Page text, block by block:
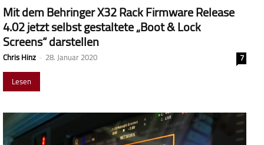
Mit dem Behringer X32 Rack Firmware Release
4.02 jetzt selbst gestaltete „Boot & Lock
Screens“ darstellen
Chris Hinz - 28. Januar 2020
7
Lesen